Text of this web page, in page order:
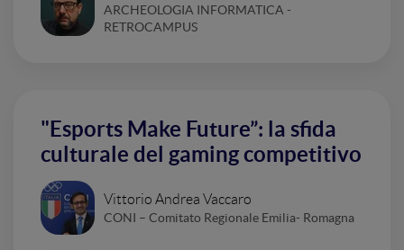
ARCHEOLOGIA INFORMATICA -
RETROCAMPUS
"Esports Make Future”: la sfida
culturale del gaming competitivo
Vittorio Andrea Vaccaro
CONI – Comitato Regionale Emilia- Romagna